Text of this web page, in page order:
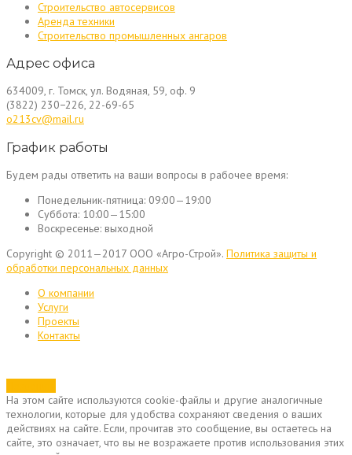
Строительство автосервисов
Аренда техники
Строительство промышленных ангаров
Адрес офиса
634009, г. Томск, ул. Водяная, 59, оф. 9
(3822) 230−226, 22-69-65
o213cv@mail.ru
График работы
Будем рады ответить на ваши вопросы в рабочее время:
Понедельник-пятница: 09:00—19:00
Суббота: 10:00—15:00
Воскресенье: выходной
Copyright © 2011—2017 ООО «Агро-Строй». Политика защиты и
обработки персональных данных
О компании
Услуги
Проекты
Контакты
На этом сайте используются cookie-файлы и другие аналогичные
технологии, которые для удобства сохраняют сведения о ваших
действиях на сайте. Если, прочитав это сообщение, вы остаетесь на
сайте, это означает, что вы не возражаете против использования этих